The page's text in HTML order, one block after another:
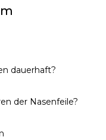
dauerhaft?
der Nasenfeile?